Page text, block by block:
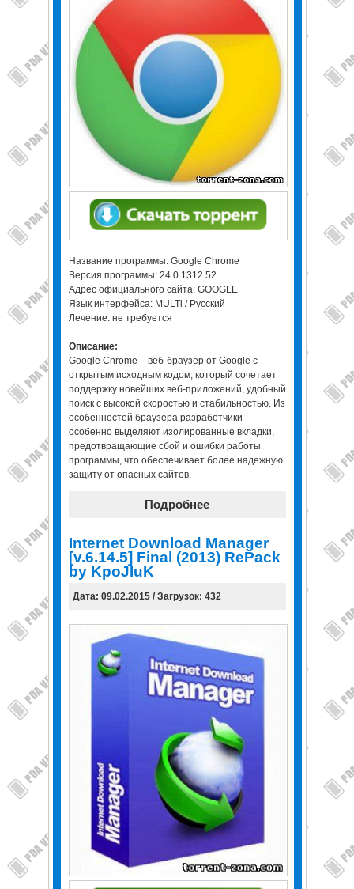
Название программы: Google Chrome
Версия программы: 24.0.1312.52
Адрес официального сайта: GOOGLE
Язык интерфейса: MULTi / Русский
Лечение: не требуется
Описание:
Google Chrome – веб-браузер от Google с
открытым исходным кодом, который сочетает
поддержку новейших веб-приложений, удобный
поиск с высокой скоростью и стабильностью. Из
особенностей браузера разработчики
особенно выделяют изолированные вкладки,
предотвращающие сбой и ошибки работы
программы, что обеспечивает более надежную
защиту от опасных сайтов.
Подробнее
Internet Download Manager
[v.6.14.5] Final (2013) RePack
by KpoJIuK
Дата: 09.02.2015 / Загрузок: 432